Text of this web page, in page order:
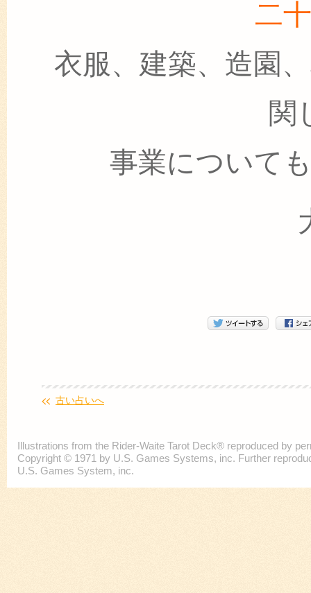
二
衣服、建築、造園
関
事業について
古い占いへ
Illustrations from the Rider-Waite Tarot Deck® reproduced by
Copyright © 1971 by U.S. Games Systems, inc. Further
U.S. Games System, inc.